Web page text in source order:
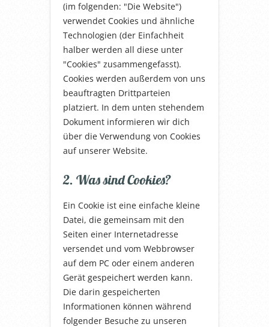
(im folgenden: "Die Website")
verwendet Cookies und ähnliche
Technologien (der Einfachheit
halber werden all diese unter
"Cookies" zusammengefasst).
Cookies werden außerdem von uns
beauftragten Drittparteien
platziert. In dem unten stehendem
Dokument informieren wir dich
über die Verwendung von Cookies
auf unserer Website.
2. Was sind Cookies?
Ein Cookie ist eine einfache kleine
Datei, die gemeinsam mit den
Seiten einer Internetadresse
versendet und vom Webbrowser
auf dem PC oder einem anderen
Gerät gespeichert werden kann.
Die darin gespeicherten
Informationen können während
folgender Besuche zu unseren